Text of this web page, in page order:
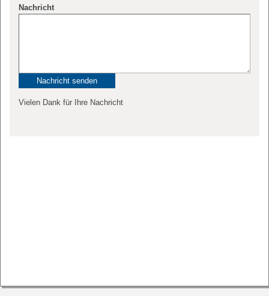
Nachricht
Vielen Dank für Ihre Nachricht